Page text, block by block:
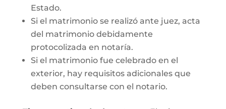
Estado.
Si el matrimonio se realizó ante juez, acta
del matrimonio debidamente
protocolizada en notaría.
Si el matrimonio fue celebrado en el
exterior, hay requisitos adicionales que
deben consultarse con el notario.